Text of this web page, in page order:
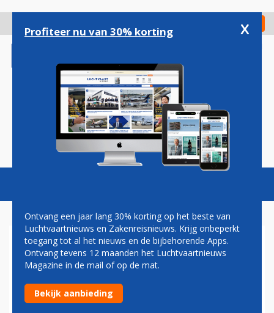
gaan
Check in
Magazine Podcasts Vacatures
VIRGIN BLUE KONDIGT GROTE
VLOOTUITBREIDING AAN
16 januari 2003 - 1:00
Profiteer nu van 30% korting x
Ontvang een jaar lang 30% korting op het beste van
Luchtvaartnieuws en Zakenreisnieuws. Krijg onbeperkt
toegang tot al het nieuws en de bijbehorende Apps.
Ontvang tevens 12 maanden het Luchtvaartnieuws
Magazine in de mail of op de mat.
Bekijk aanbieding